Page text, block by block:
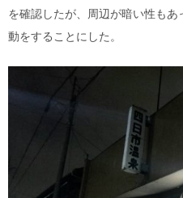
を確認したが、周辺が暗い性も
動をすることにした。